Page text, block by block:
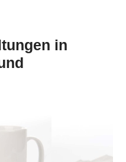
in